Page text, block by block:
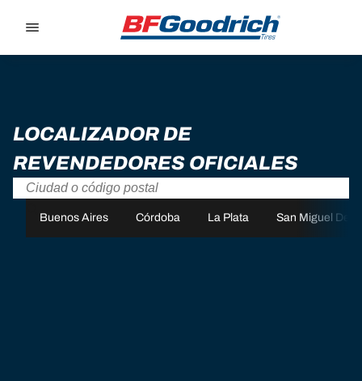
LOCALIZADOR DE
REVENDEDORES OFICIALES
Buenos Aires Córdoba La Plata San Miguel De